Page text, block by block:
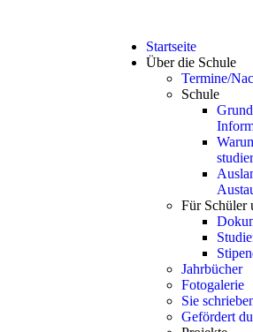
Startseite
Über die Schule
Termine/
Schule
Für Schüler
Jahrbücher
Fotogalerie
Sie
Gefördert